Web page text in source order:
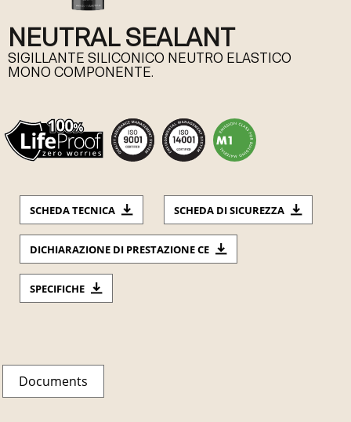
NEUTRAL SEALANT
SIGILLANTE SILICONICO NEUTRO ELASTICO
MONO COMPONENTE.
SCHEDA TECNICA SCHEDA DI SICUREZZA
DICHIARAZIONE DI PRESTAZIONE CE
SPECIFICHE
Documents